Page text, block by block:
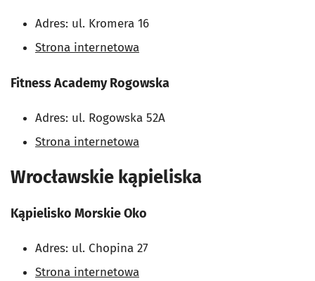
Adres: ul. Kromera 16
Strona internetowa
Fitness Academy Rogowska
Adres: ul. Rogowska 52A
Strona internetowa
Wrocławskie kąpieliska
Kąpielisko Morskie Oko
Adres: ul. Chopina 27
Strona internetowa